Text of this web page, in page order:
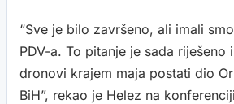
“Sve je bilo završeno, ali imali
PDV-a. To pitanje je sada riješeno
dronovi krajem maja postati dio
BiH”, rekao je Helez na